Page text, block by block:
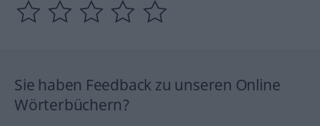
Sie haben Feedback zu unseren Online
Wörterbüchern?